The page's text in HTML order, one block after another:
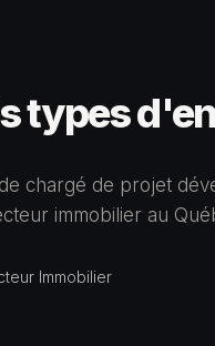
types
chargé de projet
immobilier au
Immobilier